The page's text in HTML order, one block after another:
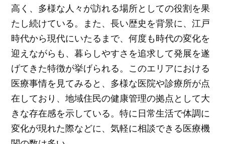
高く、多様な人々が訪れる場所としての役割を果
たし続けている。また、長い歴史を背景に、江戸
時代から現代にいたるまで、何度も時代の変化を
迎えながらも、暮らしやすさを追求して発展を遂
げてきた特徴が挙げられる。このエリアにおける
医療事情を見てみると、多様な医院や診療所が点
在しており、地域住民の健康管理の拠点として大
きな存在感を示している。特に日常生活で体調に
変化が現れた際などに、気軽に相談できる医療機